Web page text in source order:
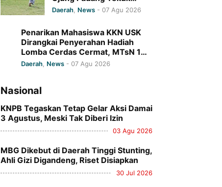
Gampong Kapeh 7-0
Daerah News - 07 Agu 2026
Penarikan Mahasiswa KKN USK
Dirangkai Penyerahan Hadiah
Lomba Cerdas Cermat, MTsN 1
Pidie Jaya Raih Juara I
Daerah, News- 07 Agu 2026
Nasional
KNPB Tegaskan Tetap Gelar Aksi Damai
3 Agustus, Meski Tak Diberi Izin
03 Agu 2026
MBG Dikebut di Daerah Tinggi Stunting,
Ahli Gizi Digandeng, Riset Disiapkan
30 Jul 2026